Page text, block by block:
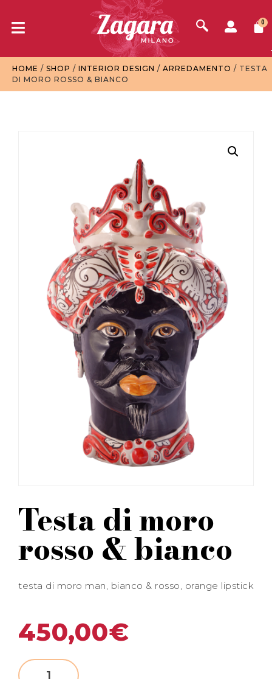
0
HOME / SHOP / INTERIOR DESIGN / ARREDAMENTO / TESTA
DI MORO ROSSO & BIANCO
Testa di moro
rosso & bianco
testa di moro man, bianco & rosso, orange lipstick
450,00€